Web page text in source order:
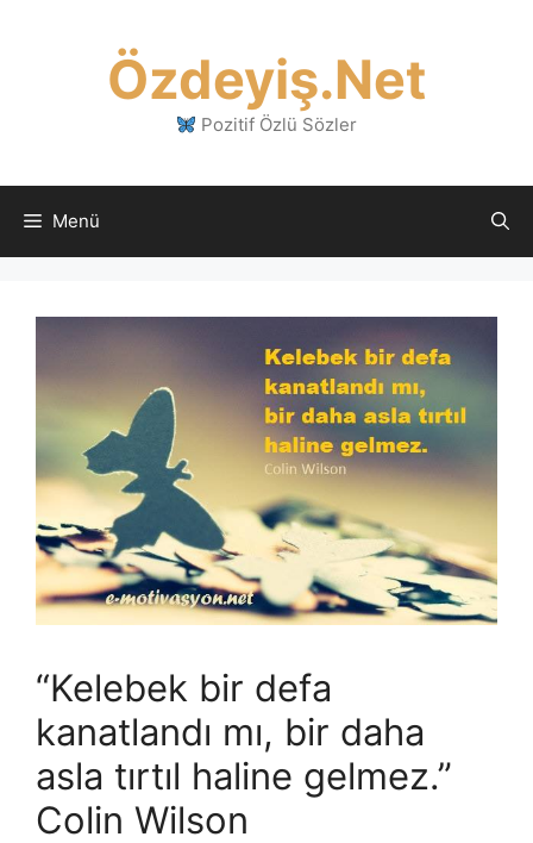
Özdeyiş.Net
Pozitif Özlü Sözler
Menü
“Kelebek bir defa
kanatlandı mı, bir daha
asla tırtıl haline gelmez.”
Colin Wilson